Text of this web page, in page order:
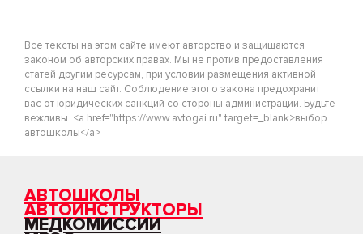
Все тексты на этом сайте имеют авторство и защищаются
законом об авторских правах. Мы не против предоставления
статей другим ресурсам, при условии размещения активной
ссылки на наш сайт. Соблюдение этого закона предохранит
вас от юридических санкций со стороны администрации. Будьте
вежливы. <a href="https://www.avtogai.ru" target=_blank>выбор
автошколы</a>
АВТОШКОЛЫ
АВТОИНСТРУКТОРЫ
МЕДКОМИССИИ